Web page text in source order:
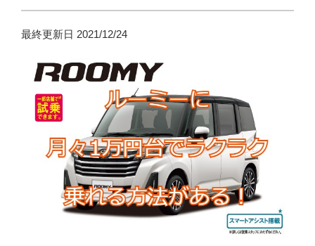
最終更新日 2021/12/24